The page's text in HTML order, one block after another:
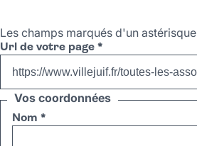
Les champs marqués d'un astérisque
Url de votre page *
Vos coordonnées
Nom *